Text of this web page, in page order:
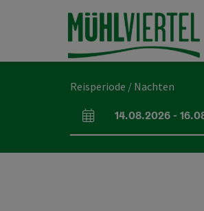
Accesskey
[0]
Navigatie Accesskey
[1]
PaginabeginAccesskey
[2]
Reisperiode / Nachten
Velden voor aankomst en
14.08.2026-